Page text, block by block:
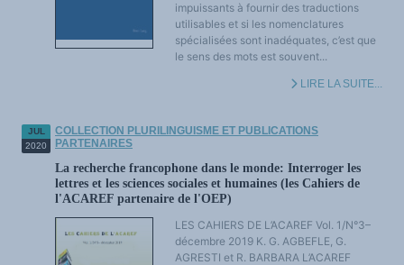
impuissants à fournir des traductions
utilisables et si les nomenclatures
spécialisées sont inadéquates, c’est que
le sens des mots est souvent...
LIRE LA SUITE...
JUL
2020
COLLECTION PLURILINGUISME ET PUBLICATIONS
PARTENAIRES
La recherche francophone dans le monde: Interroger les
lettres et les sciences sociales et humaines (les Cahiers de
l'ACAREF partenaire de l'OEP)
LES CAHIERS DE L’ACAREF Vol. 1/N°3–
décembre 2019 K. G. AGBEFLE, G.
AGRESTI et R. BARBARA L’ACAREF